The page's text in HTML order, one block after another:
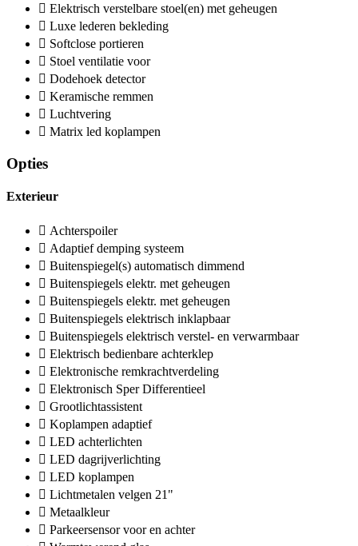
Elektrisch verstelbare stoel(en) met geheugen
Luxe lederen bekleding
Softclose portieren
Stoel ventilatie voor
Dodehoek detector
Keramische remmen
Luchtvering
Matrix led koplampen
Opties
Exterieur
Achterspoiler
Adaptief demping systeem
Buitenspiegel(s) automatisch dimmend
Buitenspiegels elektr. met geheugen
Buitenspiegels elektr. met geheugen
Buitenspiegels elektrisch inklapbaar
Buitenspiegels elektrisch verstel- en verwarmbaar
Elektrisch bedienbare achterklep
Elektronische remkrachtverdeling
Elektronisch Sper Differentieel
Grootlichtassistent
Koplampen adaptief
LED achterlichten
LED dagrijverlichting
LED koplampen
Lichtmetalen velgen 21"
Metaalkleur
Parkeersensor voor en achter